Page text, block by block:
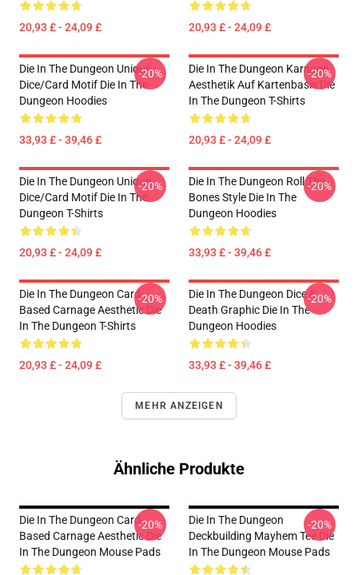
20,93 £ - 24,09 £ 20,93 £ - 24,09 £
Die In The Dungeon Unique
Dice/Card Motif Die In The
Dungeon Hoodies
33,93 £ - 39,46 £
-20%
Die In The Dungeon Karnage
Aesthetik Auf Kartenbasis Die
In The Dungeon T-Shirts
20,93 £ - 24,09 £
-20%
Die In The Dungeon Unique
Dice/Card Motif Die In The
Dungeon T-Shirts
20,93 £ - 24,09 £
-20%
Die In The Dungeon Roll The
Bones Style Die In The
Dungeon Hoodies
33,93 £ - 39,46 £
-20%
Die In The Dungeon Card-
Based Carnage Aesthetic Die
In The Dungeon T-Shirts
20,93 £ - 24,09 £
-20%
Die In The Dungeon Dice &
Death Graphic Die In The
Dungeon Hoodies
33,93 £ - 39,46 £
-20%
MEHR ANZEIGEN
Ähnliche Produkte
Die In The Dungeon Card-
Based Carnage Aesthetic Die
In The Dungeon Mouse Pads
-20%
Die In The Dungeon
Deckbuilding Mayhem Tee Die
In The Dungeon Mouse Pads
-20%